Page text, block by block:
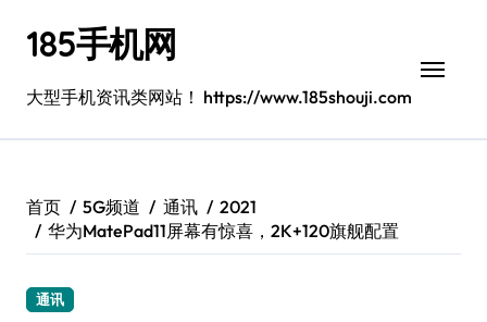
185手机网
大型手机资讯类网站！ https://www.185shouji.com
首页 5G频道 通讯
2021
华为MatePad11屏幕有惊喜，2K+120旗舰配置
通讯